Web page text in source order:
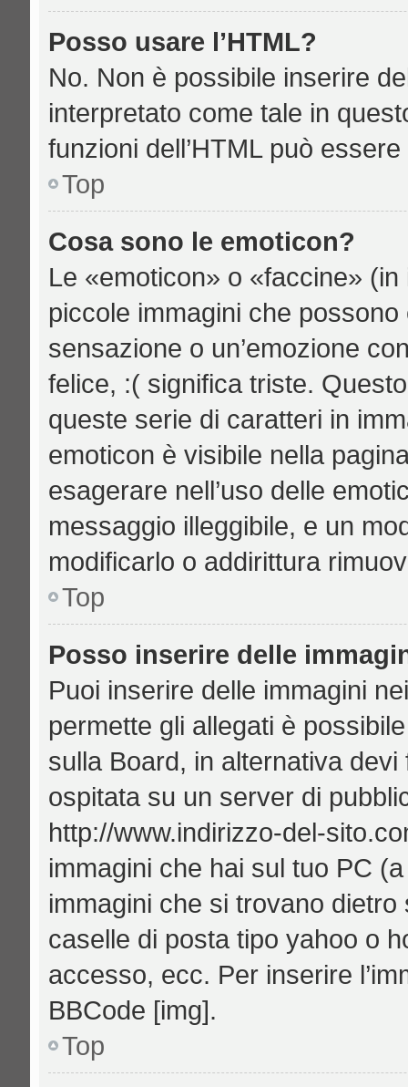
Posso usare l’HTML?
No. Non è possibile inserire
interpretato come tale in
funzioni dell’HTML può
Top
Cosa sono le emoticon?
Le «emoticon» o «faccine»
piccole immagini che
sensazione o un’emozione
felice, :( significa triste.
queste serie di caratteri in
emoticon è visibile nella
esagerare nell’uso delle
messaggio illeggibile, e un
modificarlo o addirittura
Top
Posso inserire delle
Puoi inserire delle immagini
permette gli allegati è
sulla Board, in alternativa devi
ospitata su un server di
http://www.indirizzo-del-
immagini che hai sul tuo PC
immagini che si trovano
caselle di posta tipo yahoo o
accesso, ecc. Per inserire
BBCode [img].
Top